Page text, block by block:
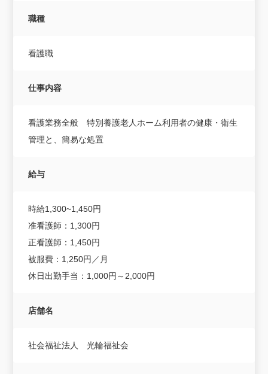
職種
看護職
仕事内容
看護業務全般 特別養護老人ホーム利用者の健康・衛生
管理と、簡易な処置
給与
時給1,300~1,450円
准看護師：1,300円
正看護師：1,450円
被服費：1,250円／月
休日出勤手当：1,000円～2,000円
店舗名
社会福祉法人 光輪福祉会